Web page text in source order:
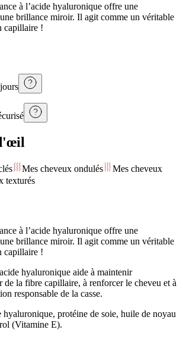
à l’acide hyaluronique offre une
brillance miroir. Il agit comme un véritable
capillaire !
Mes cheveux ondulés
Mes cheveux
texturés
à l’acide hyaluronique offre une
brillance miroir. Il agit comme un véritable
capillaire !
hyaluronique aide à maintenir
de la fibre capillaire, à renforcer le cheveu et à
responsable de la casse.
hyaluronique, protéine de soie, huile de noyau
(Vitamine E).